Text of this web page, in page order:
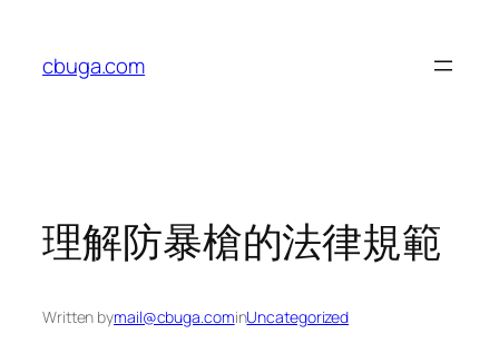
content
cbuga.com
理解防暴槍的法律規範
Written bymail@cbuga.cominUncategorized